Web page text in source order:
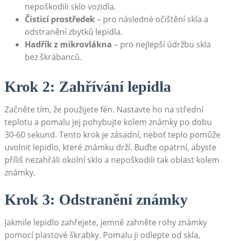
nepoškodili sklo vozidla.
Čisticí prostředek– pro následné očištění skla a
odstranění zbytků lepidla.
Hadřík z mikrovlákna – pro nejlepší údržbu skla
bez škrábanců.
Krok 2: Zahřívání lepidla
Začněte tím, že použijete fén. Nastavte ho na střední
teplotu a pomalu jej pohybujte kolem známky po dobu
30-60 sekund. Tento krok je zásadní, neboť teplo pomůže
uvolnit lepidlo, které známku drží. Buďte opatrní, abyste
příliš nezahřáli okolní sklo a nepoškodili tak oblast kolem
známky.
Krok 3: Odstranění známky
Jakmile lepidlo zahřejete, jemně zahněte rohy známky
pomocí plastové škrabky. Pomalu ji odlepte od skla,